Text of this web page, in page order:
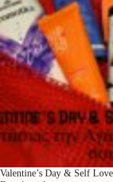
Valentine’s Day & Self